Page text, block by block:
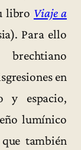
libro Viaje a
Para ello
en
y espacio,
lumínico
también